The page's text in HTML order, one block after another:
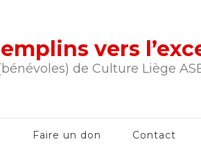
vers
de Culture Liège
Faire un don Contact